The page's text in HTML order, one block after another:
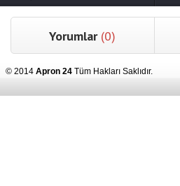
Yorumlar (0)
© 2014 Apron 24 Tüm Hakları Saklıdır.